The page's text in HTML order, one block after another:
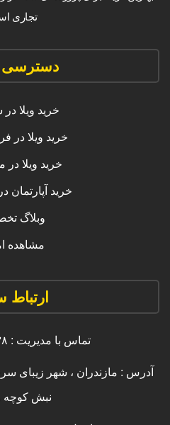
تجاری
دسترسی
خرید ویلا
خرید ویلا در
خرید ویلا در
خرید آپارتمان
وبلاگ
مشاهده
ارتباط
تماس با مدیریت : ۳۸ ۲۲۲۲۲ ۰۹۱۱
آدرس : مازندران ، شهر زیبای
نبش